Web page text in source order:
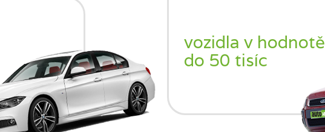
vozidla v hodnotě
do 50 tisíc